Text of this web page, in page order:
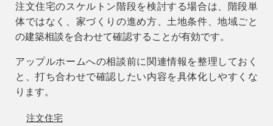
注文住宅のスケルトン階段を検討する場合は、階段単
体ではなく、家づくりの進め方、土地条件、地域ごと
の建築相談を合わせて確認することが有効です。
アップルホームへの相談前に関連情報を整理しておく
と、打ち合わせで確認したい内容を具体化しやすくな
ります。
注文住宅